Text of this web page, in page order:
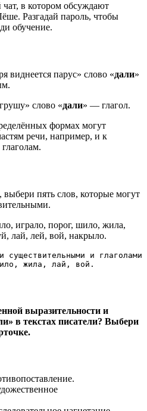
чат, в котором обсуждают
Разгадай пароль, чтобы
обучение.
виднеется парус» слово «дали»
грушу» слово «дали» — глагол.
формах могут
речи, например, и к
пять слов, которые могут
играло, порог, шило, жила,
лай, лей, вой, накрыло.
существительными и
жила, лай, вой.
выразительности и
в текстах писатели? Выбери